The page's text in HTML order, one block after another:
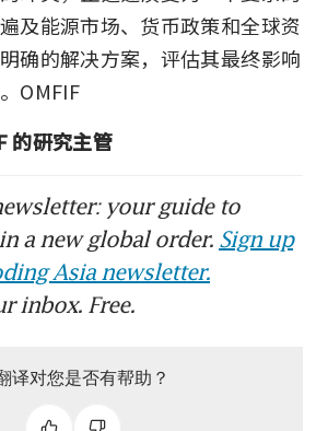
及能源市场、货币政策和全球资
确的解决方案，评估其最终影响
OMFIF
的研究主管
your guide to
a new global order. Sign up
Asia newsletter.
inbox. Free.
译对您是否有帮助？